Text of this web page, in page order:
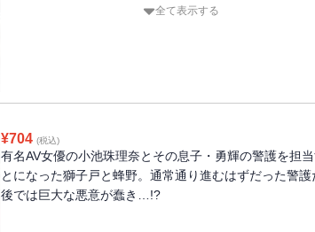
れがたい悲劇に遭遇し…。 全て表示する
¥704 (税込)
有名AV女優の小池珠理奈とその息子・勇輝の警護を担当
とになった獅子戸と蜂野。通常通り進むはずだった警護
後では巨大な悪意が蠢き…!?